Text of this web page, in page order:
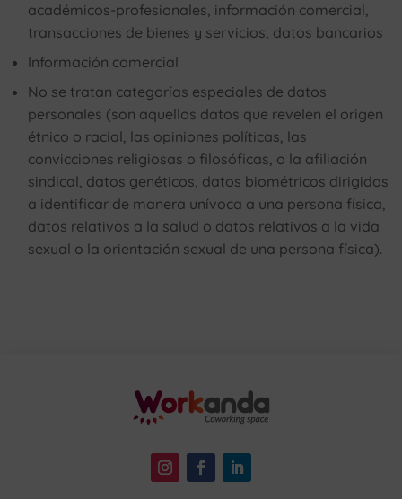
académicos-profesionales, información comercial,
transacciones de bienes y servicios, datos bancarios
Información comercial
No se tratan categorías especiales de datos
personales (son aquellos datos que revelen el origen
étnico o racial, las opiniones políticas, las
convicciones religiosas o filosóficas, o la afiliación
sindical, datos genéticos, datos biométricos dirigidos
a identificar de manera unívoca a una persona física,
datos relativos a la salud o datos relativos a la vida
sexual o la orientación sexual de una persona física).